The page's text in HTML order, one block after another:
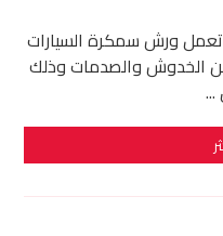
ورش سمكرة السيارات
الخدوش والصدمات وذلك